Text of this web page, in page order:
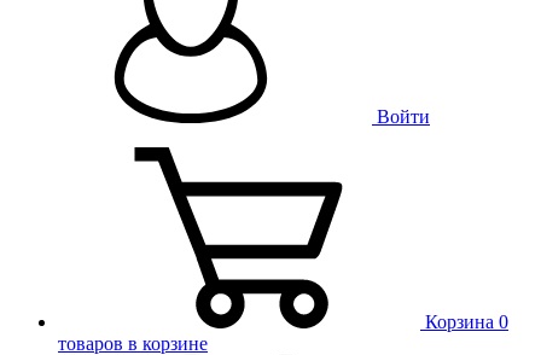
Войти
Корзина 0
товаров в корзине